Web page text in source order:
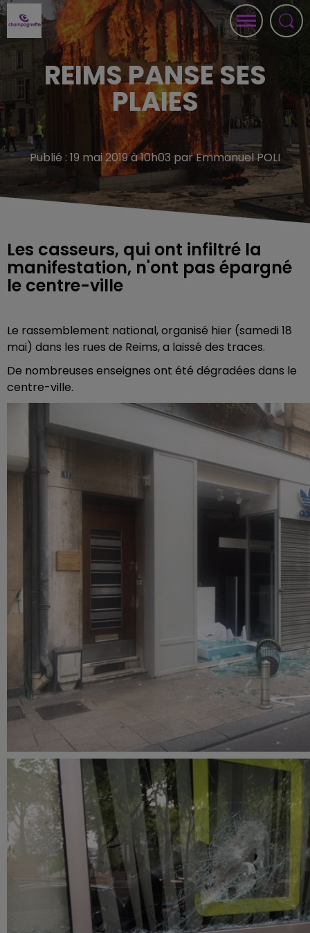
REIMS PANSE SES
PLAIES
Publié : 19 mai 2019 à 10h03 par Emmanuel POLI
Les casseurs, qui ont infiltré la
manifestation, n'ont pas épargné
le centre-ville
Le rassemblement national, organisé hier (samedi 18
mai) dans les rues de Reims, a laissé des traces.
De nombreuses enseignes ont été dégradées dans le
centre-ville.